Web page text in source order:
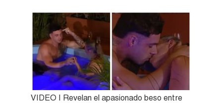
VIDEO | Revelan el apasionado beso entre